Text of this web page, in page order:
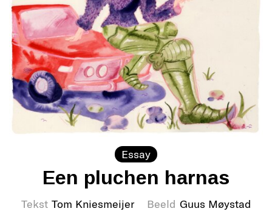
Essay
Een pluchen harnas
Tekst Tom Kniesmeijer Beeld Guus Møystad